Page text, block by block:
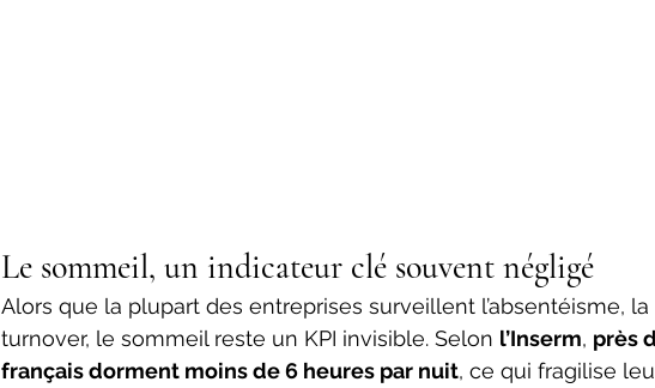
Le sommeil, un indicateur clé souvent négligé
Alors que la plupart des entreprises surveillent l’absentéisme,
turnover, le sommeil reste un KPI invisible. Selon l’Inserm, près
français dorment moins de 6 heures par nuit, ce qui fragilise